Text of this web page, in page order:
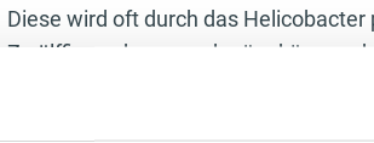
Diese wird oft durch das
Zwölffingerdarmgeschwüre können
Oftmals werden zur Behandlung